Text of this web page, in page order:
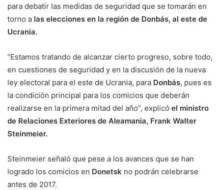
para debatir las medidas de seguridad que se tomarán en
torno a las elecciones en la región de Donbás, al este de
Ucrania.
“Estamos tratando de alcanzar cierto progreso, sobre todo,
en cuestiones de seguridad y en la discusión de la nueva
ley electoral para el este de Ucrania, para Donbás, pues es
la condición principal para los comicios que deberán
realizarse en la primera mitad del año”, explicó el ministro
de Relaciones Exteriores de Aleamania, Frank Walter
Steinmeier.
Steinmeier señaló que pese a los avances que se han
logrado los comicios en Donetsk no podrán celebrarse
antes de 2017.